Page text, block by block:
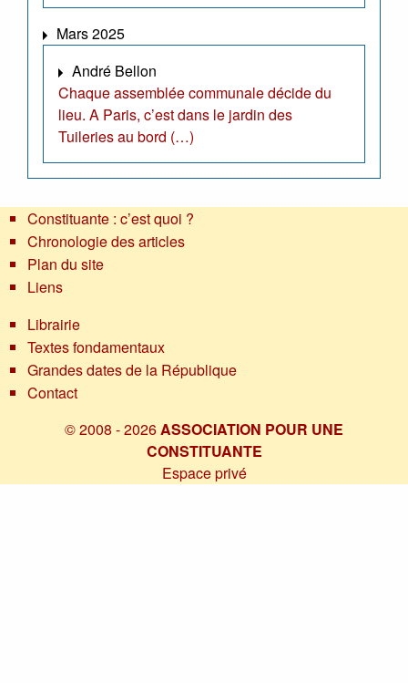
Mars 2025
André Bellon
Chaque assemblée communale décide du
lieu. A Paris, c’est dans le jardin des
Tuileries au bord (…)
Constituante : c’est quoi ?
Chronologie des articles
Plan du site
Liens
Librairie
Textes fondamentaux
Grandes dates de la République
Contact
© 2008 - 2026ASSOCIATION POUR UNE
CONSTITUANTE
Espace privé